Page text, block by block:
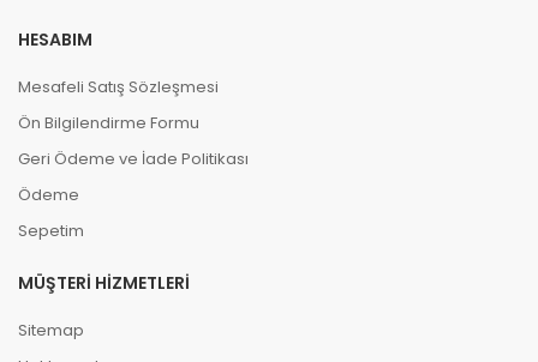
HESABIM
Mesafeli Satış Sözleşmesi
Ön Bilgilendirme Formu
Geri Ödeme ve İade Politikası
Ödeme
Sepetim
MÜŞTERI HIZMETLERI
Sitemap